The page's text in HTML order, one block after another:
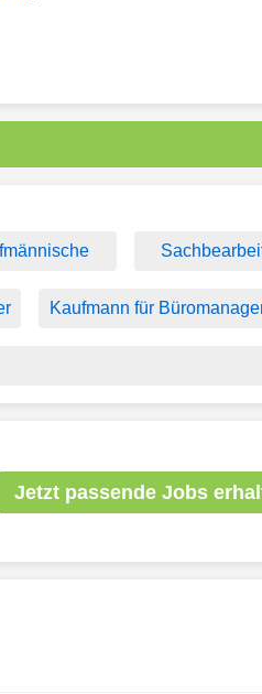
Kaufmann für
Jetzt passende Jobs